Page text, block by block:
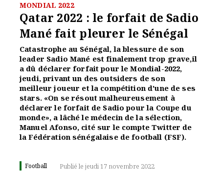
MONDIAL 2022
Qatar 2022 : le forfait de Sadio
Mané fait pleurer le Sénégal
Catastrophe au Sénégal, la blessure de son
leader Sadio Mané est finalement trop grave,il
a dû déclarer forfait pour le Mondial-2022,
jeudi, privant un des outsiders de son
meilleur joueur et la compétition d'une de ses
stars. «On se résout malheureusement à
déclarer le forfait de Sadio pour la Coupe du
monde», a lâché le médecin de la sélection,
Manuel Afonso, cité sur le compte Twitter de
la Fédération sénégalaise de football (FSF).
Football Publié le jeudi 17 novembre 2022